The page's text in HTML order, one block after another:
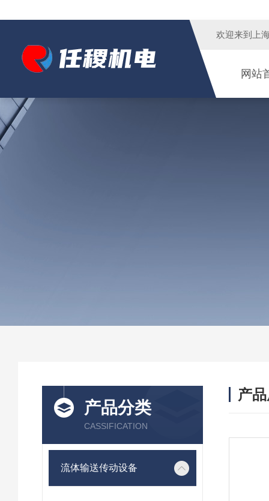
欢迎来到 上
网站
产品分类
CASSIFICATION
流体输送传动设备
产